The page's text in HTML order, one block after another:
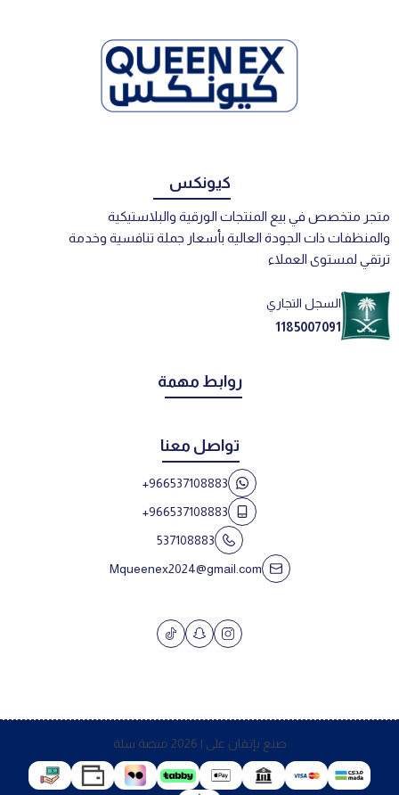
كيونكس
متجر متخصص في بيع المنتجات الورقية والبلاستيكية
والمنظفات ذات الجودة العالية بأسعار جملة تنافسية وخدمة
ترتقي لمستوى العملاء
السجل التجاري
1185007091
روابط مهمة
تواصل معنا
+966537108883
+966537108883
537108883
Mqueenex2024@gmail.com
صنع بإتقان على | 2026 منصة سلة